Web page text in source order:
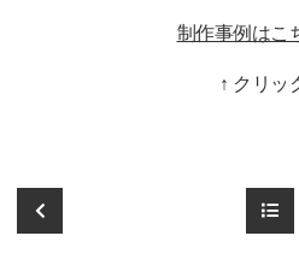
制作事例はこ
↑ クリッ